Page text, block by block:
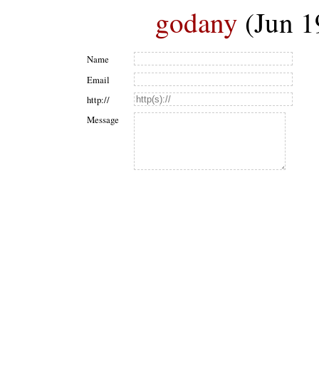
godany (Jun
Name
Email
http://
Message